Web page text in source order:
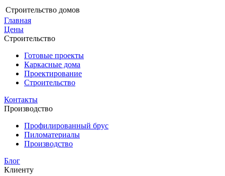
Строительство домов
Главная
Цены
Строительство
Готовые проекты
Каркасные дома
Проектирование
Строительство
Контакты
Производство
Профилированный брус
Пиломатериалы
Производство
Блог
Клиенту